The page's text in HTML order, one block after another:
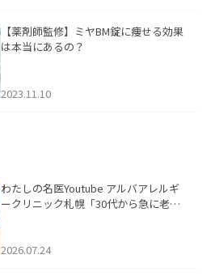
【薬剤師監修】ミヤBM錠に痩せる効果
は本当にあるの？
2023.11.10
わたしの名医Youtube アルバアレルギ
ークリニック札幌「30代から急に老け
た。
2026.07.24